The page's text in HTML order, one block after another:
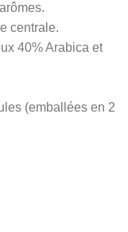
centrale.
40% Arabica et
(emballées en 2